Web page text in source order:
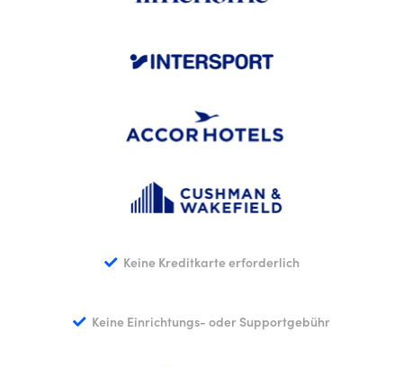
Keine Kreditkarte erforderlich
Keine Einrichtungs- oder Supportgebühr